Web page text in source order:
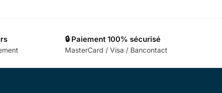
🔒 Paiement 100% sécurisé
MasterCard / Visa / Bancontact